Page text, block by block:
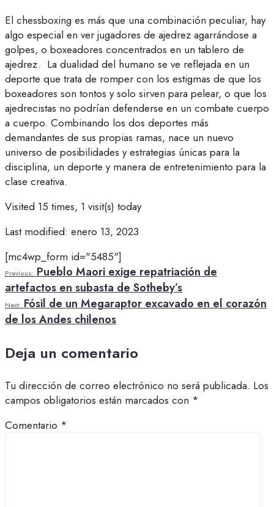
El chessboxing es más que una combinación peculiar, hay
algo especial en ver jugadores de ajedrez agarrándose a
golpes, o boxeadores concentrados en un tablero de
ajedrez. La dualidad del humano se ve reflejada en un
deporte que trata de romper con los estigmas de que los
boxeadores son tontos y solo sirven para pelear, o que los
ajedrecistas no podrían defenderse en un combate cuerpo
a cuerpo. Combinando los dos deportes más
demandantes de sus propias ramas, nace un nuevo
universo de posibilidades y estrategias únicas para la
disciplina, un deporte y manera de entretenimiento para la
clase creativa.
Visited 15 times, 1 visit(s) today
Last modified: enero 13, 2023
[mc4wp_form id="5485"]
Previous: Pueblo Maori exige repatriación de
artefactos en subasta de Sotheby’s
Next: Fósil de un Megaraptor excavado en el corazón
de los Andes chilenos
Deja un comentario
Tu dirección de correo electrónico no será publicada. Los
campos obligatorios están marcados con *
Comentario *